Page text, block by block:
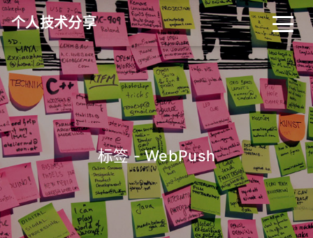
个人技术分享
首页 归档 分类
标签 关于 友链
RSS 搜索 关灯
标签 - WebPush